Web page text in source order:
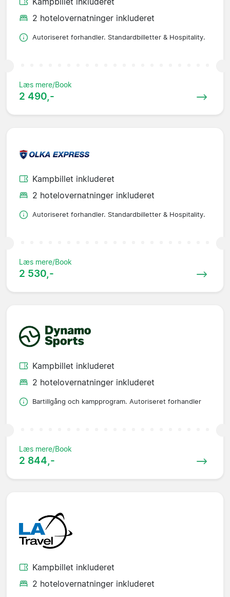
2 hotelovernatninger inkluderet
Autoriseret forhandler. Standardbilletter & Hospitality.
Læs mere/Book
2 490,-
Kampbillet inkluderet
2 hotelovernatninger inkluderet
Autoriseret forhandler. Standardbilletter & Hospitality.
Læs mere/Book
2 530,-
Kampbillet inkluderet
2 hotelovernatninger inkluderet
Bartillgång och kampprogram. Autoriseret forhandler
Læs mere/Book
2 844,-
Kampbillet inkluderet
2 hotelovernatninger inkluderet